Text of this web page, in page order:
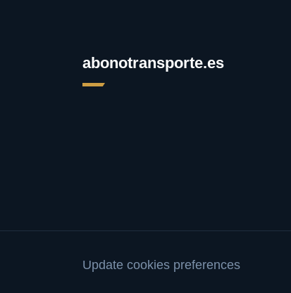
abonotransporte.es
Update cookies preferences